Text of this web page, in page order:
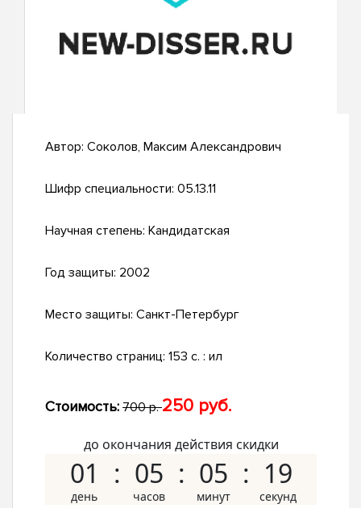
Автор: Соколов, Максим Александрович
Шифр специальности: 05.13.11
Научная степень: Кандидатская
Год защиты: 2002
Место защиты: Санкт-Петербург
Количество страниц: 153 с. : ил
Стоимость: 700 р.250 руб.
до окончания действия скидки
01 05 05 18